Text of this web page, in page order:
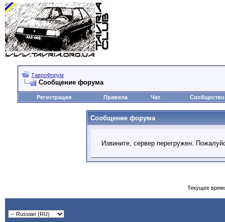
ТавроФорум
Сообщение форума
Регистрация Правила Чат Сообщество
Сообщение форума
Извините, сервер перегружен.
Текущее